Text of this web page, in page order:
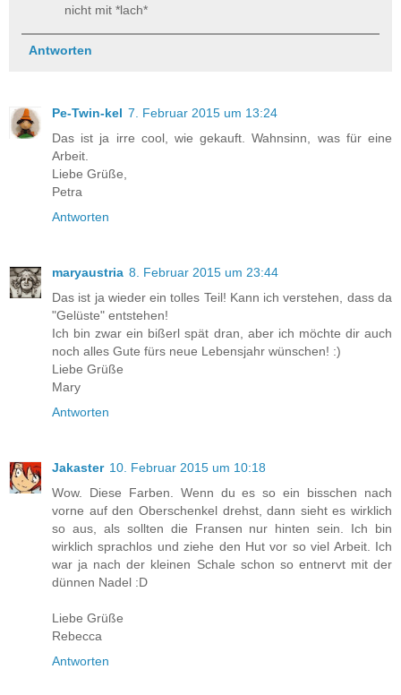
nicht mit *lach*
Antworten
Pe-Twin-kel 7. Februar 2015 um 13:24
Das ist ja irre cool, wie gekauft. Wahnsinn, was für eine
Arbeit.
Liebe Grüße,
Petra
Antworten
maryaustria 8. Februar 2015 um 23:44
Das ist ja wieder ein tolles Teil! Kann ich verstehen, dass da
"Gelüste" entstehen!
Ich bin zwar ein bißerl spät dran, aber ich möchte dir auch
noch alles Gute fürs neue Lebensjahr wünschen! :)
Liebe Grüße
Mary
Antworten
Jakaster 10. Februar 2015 um 10:18
Wow. Diese Farben. Wenn du es so ein bisschen nach
vorne auf den Oberschenkel drehst, dann sieht es wirklich
so aus, als sollten die Fransen nur hinten sein. Ich bin
wirklich sprachlos und ziehe den Hut vor so viel Arbeit. Ich
war ja nach der kleinen Schale schon so entnervt mit der
dünnen Nadel :D
Liebe Grüße
Rebecca
Antworten